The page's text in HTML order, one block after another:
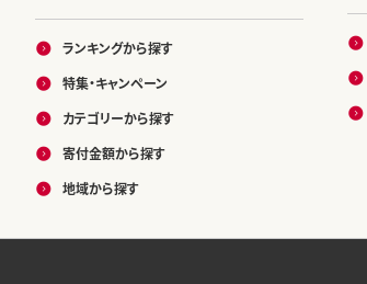
ランキングから探す
特集・キャンペーン
カテゴリーから探す
寄付金額から探す
地域から探す